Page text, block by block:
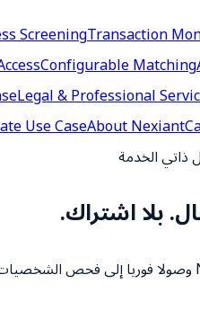
ScreeningTransaction
Configurable Matching
Legal & Professional
Use CaseAbout Nexiant
بلا اشتراك.